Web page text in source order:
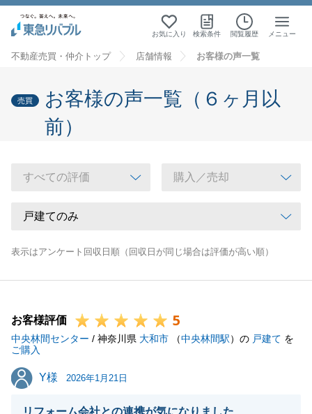
お気に入り 検索条件 閲覧履歴 メニュー
不動産売買・仲介トップ 店舗情報 お客様の声一覧
売買
お客様の声一覧（６ヶ月以
前）
表示はアンケート回収日順（回収日が同じ場合は評価が高い順）
お客様評価 5
中央林間センター / 神奈川県 大和市 （中央林間駅）の 戸建て を
ご購入
Y様
Y様 2026年1月21日
リフォーム会社との連携が気になりました